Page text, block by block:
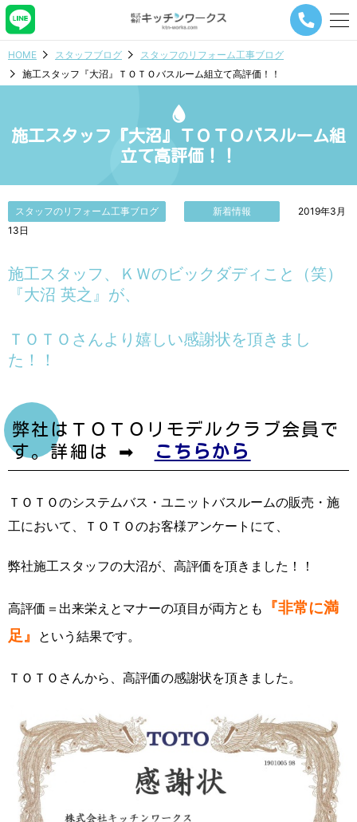
メ
ナ
ー
シ
ボ
ン
HOME スタッフブログ
スタッフのリフォーム工事ブログ
施工スタッフ『大沼』ＴＯＴＯバスルーム組立て高評価！！
施工スタッフ『大沼』ＴＯＴＯバスルーム組
立て高評価！！
スタッフのリフォーム工事ブログ 新着情報
2019年3月
13日
施工スタッフ、ＫＷのビックダディこと（笑）
『大沼 英之』が、
ＴＯＴＯさんより嬉しい感謝状を頂きまし
た！！
弊社はＴＯＴＯリモデルクラブ会員で
す。詳細は ➡
こちらから
ＴＯＴＯのシステムバス・ユニットバスルームの販売・施
工において、ＴＯＴＯのお客様アンケートにて、
弊社施工スタッフの大沼が、高評価を頂きました！！
高評価＝出来栄えとマナーの項目が両方とも
『非常に満
足』 という結果です。
ＴＯＴＯさんから、高評価の感謝状を頂きました。